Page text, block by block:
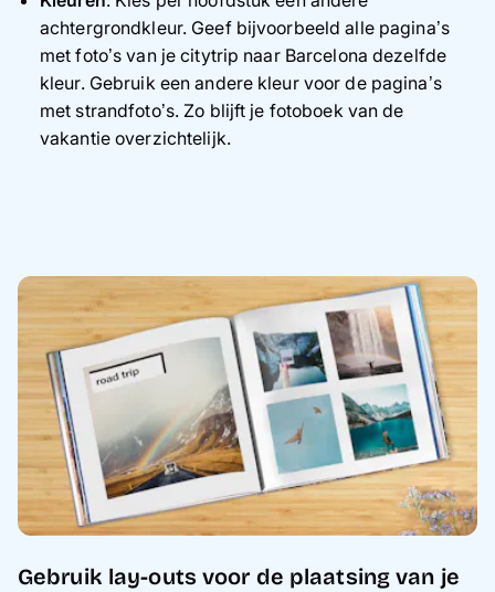
achtergrondkleur. Geef bijvoorbeeld alle pagina’s
met foto’s van je citytrip naar Barcelona dezelfde
kleur. Gebruik een andere kleur voor de pagina’s
met strandfoto’s. Zo blijft je fotoboek van de
vakantie overzichtelijk.
Gebruik lay-outs voor de plaatsing van je